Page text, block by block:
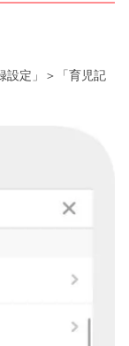
設定」＞「育児記